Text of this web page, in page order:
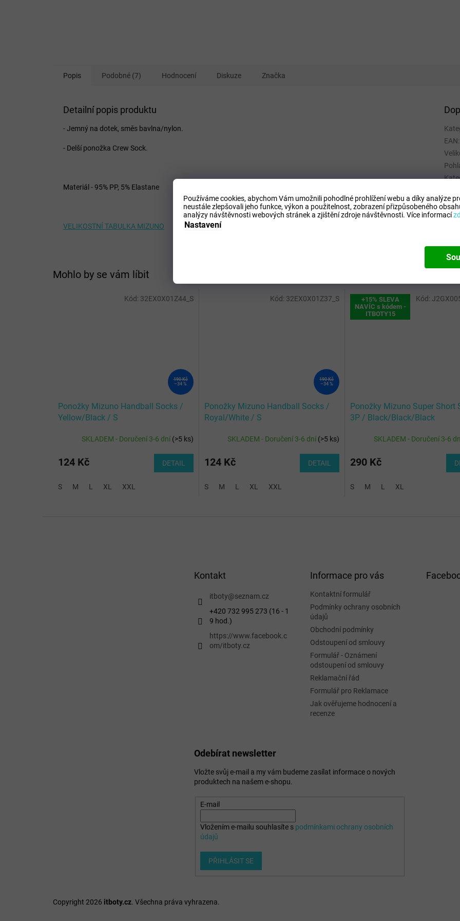
Používáme cookies, abychom Vám umožnili pohodlné prohlížení webu a díky analýze
neustále zlepšovali jeho funkce, výkon a použitelnost, zobrazení přizpůsobeného
analýzy návštěvnosti webových stránek a zjištění zdroje návštěvnosti. Více informací
Nastavení
Mohlo by se vám líbit
190 Kč
–34 %
Ponožky Mizuno Handball Socks /
Yellow/Black / S
SKLADEM - Doručení 3-6 dní(>5 ks)
124 Kč DETAIL
S M L XL XXL
Kód: 32EX0X01Z44_S
190 Kč
–34 %
Ponožky Mizuno Handball Socks /
Royal/White / S
SKLADEM - Doručení 3-6 dní(>5 ks)
124 Kč DETAIL
S M L XL XXL
Kód: 32EX0X01Z37_S
+15% SLEVA
NAVÍC s kódem -
ITBOTY15
Ponožky Mizuno Super Short
3P / Black/Black/Black
SKLADEM - Doručení 3-6
290 Kč
S M L XL
Kód:
Popis Podobné (7) Hodnocení Diskuze Značka
Detailní popis produktu
- Jemný na dotek, směs bavlna/nylon.
- Delší ponožka Crew Sock.
Materiál - 95% PP, 5% Elastane
VELIKOSTNÍ TABULKA MIZUNO
EAN:
Kontakt
itboty@seznam.cz
+420 732 995 273 (16 - 1
9 hod.)
https://www.facebook.c
om/itboty.cz
Informace pro vás
Kontaktní formulář
Podmínky ochrany osobních
údajů
Obchodní podmínky
Odstoupení od smlouvy
Formulář - Oznámení
odstoupení od smlouvy
Reklamační řád
Formulář pro Reklamace
Jak ověřujeme hodnocení a
recenze
Odebírat newsletter
Vložte svůj e-mail a my vám budeme zasílat informace o nových
produktech na našem e-shopu.
E-mail
Vložením e-mailu souhlasíte s podmínkami ochrany osobních
údajů
PŘIHLÁSIT SE
Copyright 2026 itboty.cz. Všechna práva vyhrazena.